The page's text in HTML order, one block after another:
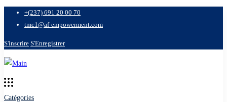
+(237) 691 20 00 70
tmc1@af-empowerment.com
S'inscrire S'Enregistrer
Catégories